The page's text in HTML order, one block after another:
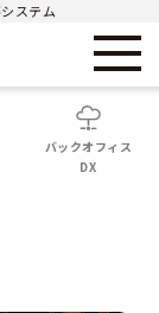
ステム
バックオフィス
DX